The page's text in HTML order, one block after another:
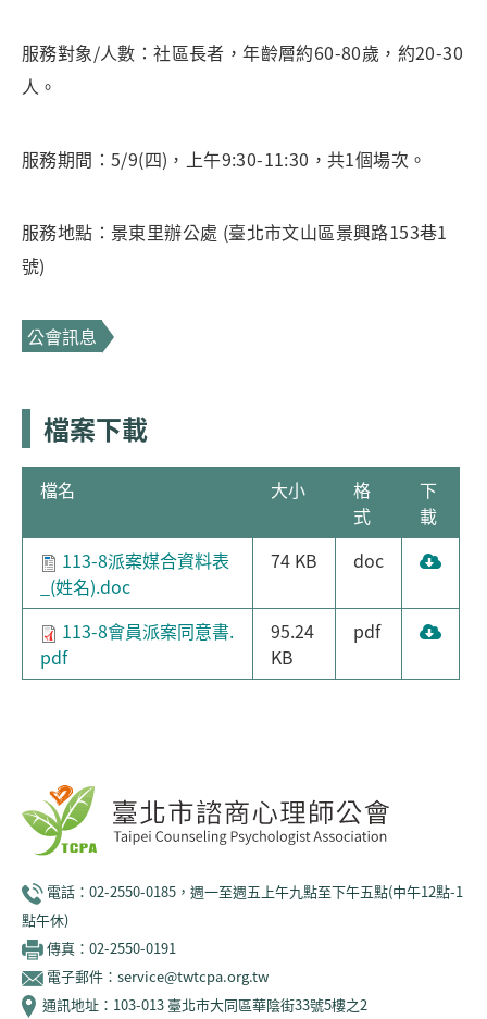
服務對象/人數：社區長者，年齡層約60-80歲，約20-30
人。
服務期間：5/9(四)，上午9:30-11:30，共1個場次。
服務地點：景東里辦公處 (臺北市文山區景興路153巷1
號)
公會訊息
檔案下載
檔名 大小
格
式
下
載
113-8派案媒合資料表
_(姓名).doc
74 KB doc
113-8會員派案同意書.
pdf
95.24
KB
pdf
電話：02-2550-0185，週一至週五上午九點至下午五點(中午12點-1
點午休)
傳真：02-2550-0191
電子郵件：service@twtcpa.org.tw
通訊地址：103-013 臺北市大同區華陰街33號5樓之2